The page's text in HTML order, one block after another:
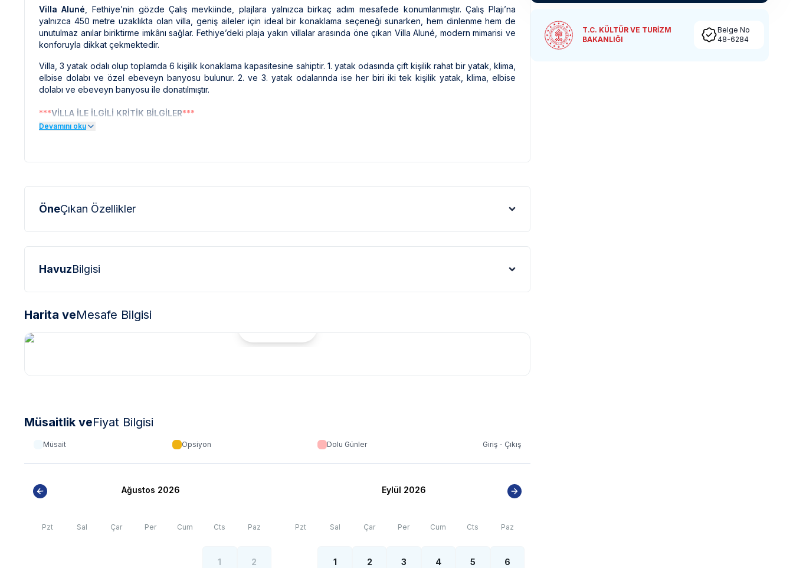
Villa Aluné , Fethiye’nin gözde Çalış mevkiinde, plajlara yalnızca birkaç adım mesafede konumlanmıştır. Çalış Plajı’na
yalnızca 450 metre uzaklıkta olan villa, geniş aileler için ideal bir konaklama seçeneği sunarken, hem dinlenme hem de
unutulmaz anılar biriktirme imkânı sağlar. Fethiye’deki plaja yakın villalar arasında öne çıkan Villa Aluné, modern mimarisi ve
konforuyla dikkat çekmektedir.
Villa, 3 yatak odalı olup toplamda 6 kişilik konaklama kapasitesine sahiptir. 1. yatak odasında çift kişilik rahat bir yatak, klima,
elbise dolabı ve özel ebeveyn banyosu bulunur. 2. ve 3. yatak odalarında ise her biri iki tek kişilik yatak, klima, elbise
dolabı ve ebeveyn banyosu ile donatılmıştır.
***VİLLA İLE İLGİLİ KRİTİK BİLGİLER***
***BÖLGE İLE İLGİLİ KRİTİK BİLGİLER
* Fethiye bölgesinde özellikle yaz aylarında yoğun nüfus artışı sebebiyle; bölge genelinde nadiren de olsa internet,
elektrik ve su kesintileri yaşanabilmektedir.
Devamını oku
ÖneÇıkan Özellikler
HavuzBilgisi
Harita veMesafe Bilgisi
Müsaitlik veFiyat Bilgisi
Müsait Opsiyon Dolu Günler Giriş - Çıkış
Ağustos 2026
Pzt Sal Çar Per Cum Cts Paz
1 2
Eylül 2026
Pzt Sal Çar Per Cum Cts Paz
1 2 3 4 5 6
T.C. KÜLTÜR VE TURİZM
BAKANLIĞI
Belge No
48-6284